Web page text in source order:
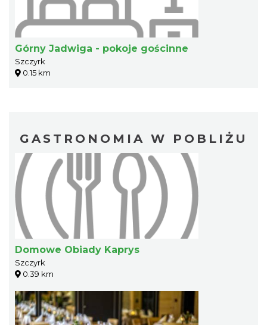
Górny Jadwiga - pokoje gościnne
Szczyrk
0.15 km
GASTRONOMIA W POBLIŻU
Domowe Obiady Kaprys
Szczyrk
0.39 km